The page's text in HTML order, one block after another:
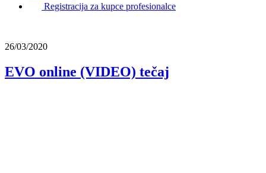
Registracija za kupce profesionalce
26/03/2020
EVO online (VIDEO) tečaj